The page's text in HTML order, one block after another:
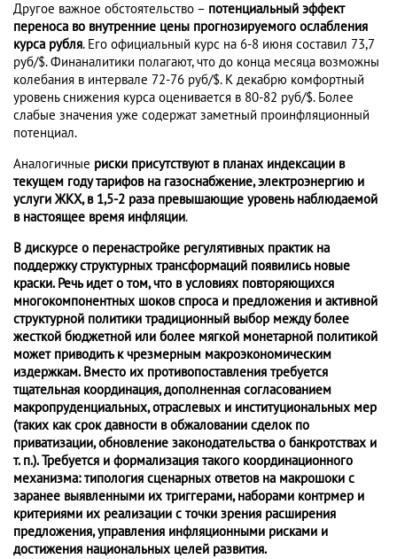
Другое важное обстоятельство – потенциальный эффект
переноса во внутренние цены прогнозируемого ослабления
курса рубля. Его официальный курс на 6-8 июня составил 73,7
руб/$. Финаналитики полагают, что до конца месяца возможны
колебания в интервале 72-76 руб/$. К декабрю комфортный
уровень снижения курса оценивается в 80-82 руб/$. Более
слабые значения уже содержат заметный проинфляционный
потенциал.
Аналогичные риски присутствуют в планах индексации в
текущем году тарифов на газоснабжение, электроэнергию и
услуги ЖКХ, в 1,5-2 раза превышающие уровень наблюдаемой
в настоящее время инфляции.
В дискурсе о перенастройке регулятивных практик на
поддержку структурных трансформаций появились новые
краски. Речь идет о том, что в условиях повторяющихся
многокомпонентных шоков спроса и предложения и активной
структурной политики традиционный выбор между более
жесткой бюджетной или более мягкой монетарной политикой
может приводить к чрезмерным макроэкономическим
издержкам. Вместо их противопоставления требуется
тщательная координация, дополненная согласованием
макропруденциальных, отраслевых и институциональных мер
(таких как срок давности в обжаловании сделок по
приватизации, обновление законодательства о банкротствах и
т. п.). Требуется и формализация такого координационного
механизма: типология сценарных ответов на макрошоки с
заранее выявленными их триггерами, наборами контрмер и
критериями их реализации с точки зрения расширения
предложения, управления инфляционными рисками и
достижения национальных целей развития.